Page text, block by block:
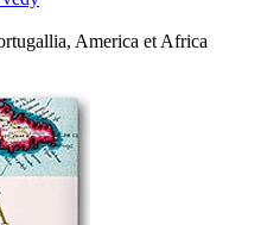
America et Africa